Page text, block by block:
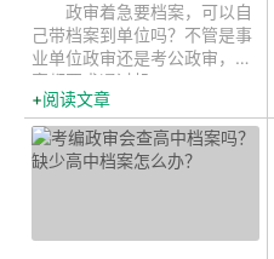
政审着急要档案，可以自
己带档案到单位吗？不管是事
业单位政审还是考公政审，档
案都要求通过机...
阅读文章